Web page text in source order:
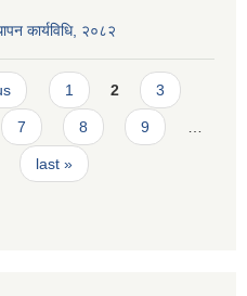
कार्यविधि, २०८२
1 2 3
7 8 9
last »